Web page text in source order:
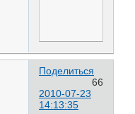
Поделиться
66
2010-07-23
14:13:35